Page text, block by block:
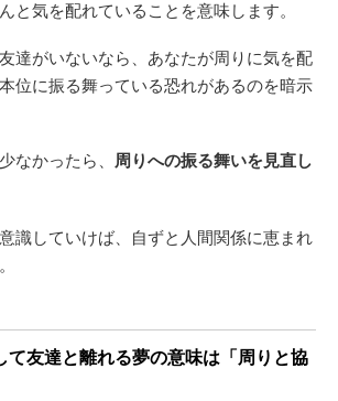
と気を配れていることを意味します。
達がいないなら、あなたが周りに気を配
位に振る舞っている恐れがあるのを暗示
なかったら、 周りへの振る舞いを見直し
識していけば、自ずと人間関係に恵まれ
て友達と離れる夢の意味は「周りと協